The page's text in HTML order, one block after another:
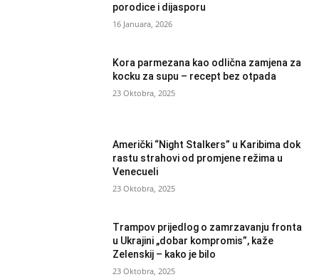
porodice i dijasporu
16 Januara, 2026
Kora parmezana kao odlična zamjena za
kocku za supu – recept bez otpada
23 Oktobra, 2025
Američki “Night Stalkers” u Karibima dok
rastu strahovi od promjene režima u
Venecueli
23 Oktobra, 2025
Trampov prijedlog o zamrzavanju fronta
u Ukrajini „dobar kompromis”, kaže
Zelenskij – kako je bilo
23 Oktobra, 2025